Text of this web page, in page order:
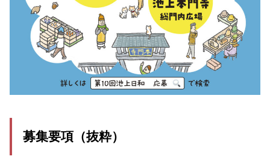
募集要項（抜粋）